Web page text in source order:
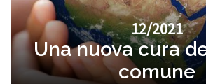
12/2021
Una nuova cura
comune